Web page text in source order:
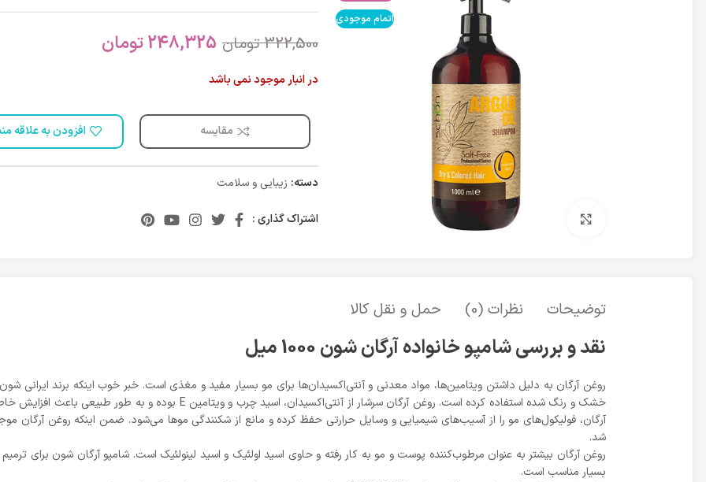
اتمام موجودی
برای بزرگنمایی کلیک کنید
322,500 تومان 248,325تومان
در انبار موجود نمی باشد
مقایسه افزودن به علاقه
دسته: زیبایی و سلامت
اشتراک گذاری :
توضیحات نظرات (0) حمل و نقل کالا
نقد و بررسی شامپو خانواده آرگان شون 1000 میل
روغن آرگان به دلیل داشتن ویتامین‌ها، مواد معدنی و آنتی‌اکسیدان‌ها برای مو بسیار مفید و مغذی است. خبر خوب اینکه برند ایرانی
آرگان، فولیکول‌های مو را از آسیب‌های شیمیایی و وسایل حرارتی حفظ کرده و مانع از شکنندگی مو‌ها می‌شود. ضمن اینکه روغن
شد.
روغن آرگان بیشتر به عنوان مرطوب‌کننده پوست و مو به کار رفته و حاوی اسید اولئیک و اسید لینولئیک است. شامپو آرگان شون برای
بسیار مناسب است.